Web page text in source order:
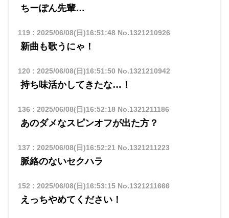
ちーぽん先輩…
119: 2025/06/08(日)16:51:48No.1321210926
新曲も歌うにゃ！
120 : 2025/06/08(日)16:51:50 No.1321210942
持ち味活かしてきたな…！
136 : 2025/06/08(日)16:52:18No.1321211186
あのダメなスピンオフが出た方？
137 : 2025/06/08(日)16:52:21No.1321211223
脈絡のないセクハラ
152 : 2025/06/08(日)16:53:15No.1321211666
えっちやめてください！